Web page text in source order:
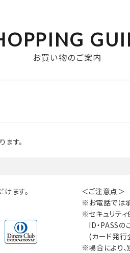
お買い物のご案内
す。
ます。
＜ご注意点＞
お電話では
セキュリテ
ID・PASSの
(カード発行
場合により